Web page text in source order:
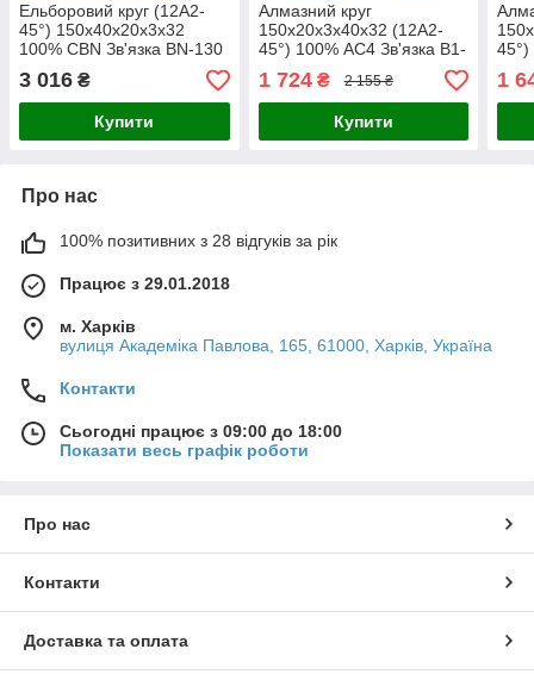
Ельборовий круг (12А2-
45°) 150х40х20х3х32
100% CBN Зв'язка BN-130
3 016 ₴
Купити
Алмазний круг
150х20х3х40х32 (12А2-
45°) 100% АС4 Зв'язка В1-
02.
1 724₴ 2 155 ₴
Купити
01
1
Про нас
100% позитивних з 28 відгуків за рік
Працює з 29.01.2018
м. Харків
вулиця Академіка Павлова, 165, 61000, Харків, Україна
Контакти
Сьогодні працює з 09:00 до 18:00
Показати весь графік роботи
Про нас
Контакти
Доставка та оплата